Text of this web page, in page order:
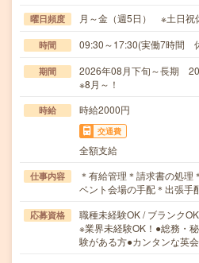
曜日頻度 月～金（週5日） ※土日祝
時間 09:30～17:30(実働7時間
期間
2026年08月下旬～長期
※8月～！
時給 時給2000円
交通費
全額支給
仕事内容
＊有給管理＊請求書の処理
ベント会場の手配＊出張
応募資格
職種未経験OK / ブランクOK
※業界未経験OK！●総務・
験がある方●カンタンな英